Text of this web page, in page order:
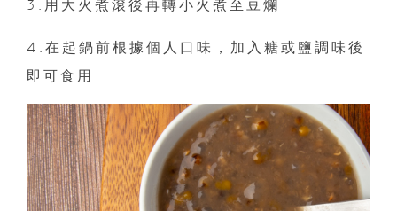
3.用大火煮滾後再轉小火煮至豆爛
4.在起鍋前根據個人口味，加入糖或鹽調味後
即可食用